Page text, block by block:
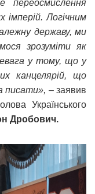
переосмислення
імперій. Логічним
державу, ми
зрозуміти як
у тому, що у
канцелярій, що
писати», – заявив
Українського
Дробович.